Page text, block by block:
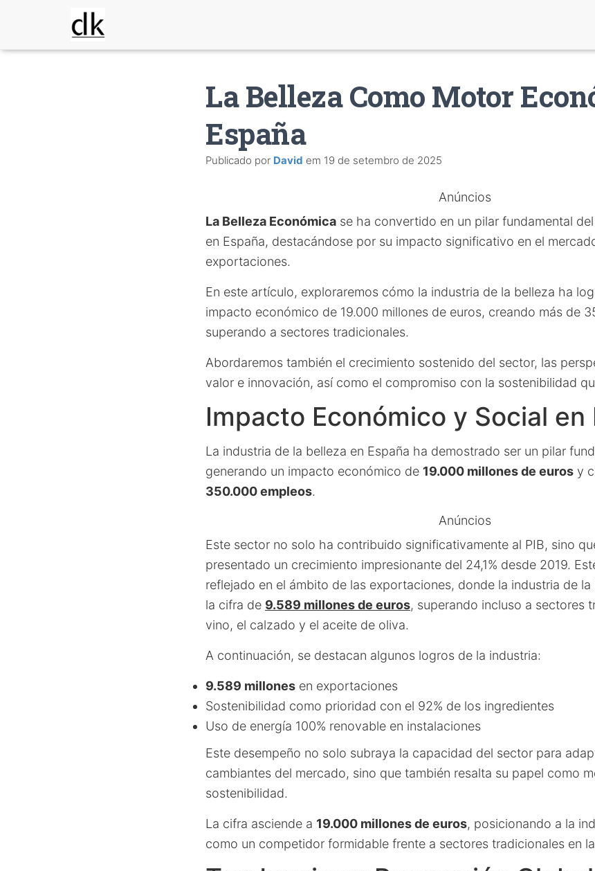
La Belleza Como Motor
España
Publicado por David em 19 de setembro de 2025
Anúncios
La Belleza Económica se ha convertido en un pilar fundamental
en España, destacándose por su impacto significativo en el
exportaciones.
En este artículo, exploraremos cómo la industria de la belleza ha
impacto económico de 19.000 millones de euros, creando más de
superando a sectores tradicionales.
Abordaremos también el crecimiento sostenido del sector, las
valor e innovación, así como el compromiso con la sostenibilidad
Impacto Económico y Social en
La industria de la belleza en España ha demostrado ser un pilar
generando un impacto económico de 19.000 millones de euros y
350.000 empleos.
Anúncios
Este sector no solo ha contribuido significativamente al PIB, sino
presentado un crecimiento impresionante del 24,1% desde 2019.
reflejado en el ámbito de las exportaciones, donde la industria de
la cifra de 9.589 millones de euros, superando incluso a sectores
vino, el calzado y el aceite de oliva.
A continuación, se destacan algunos logros de la industria:
9.589 millones en exportaciones
Sostenibilidad como prioridad con el 92% de los ingredientes
Uso de energía 100% renovable en instalaciones
Este desempeño no solo subraya la capacidad del sector para
cambiantes del mercado, sino que también resalta su papel como
sostenibilidad.
La cifra asciende a 19.000 millones de euros, posicionando a la
como un competidor formidable frente a sectores tradicionales en